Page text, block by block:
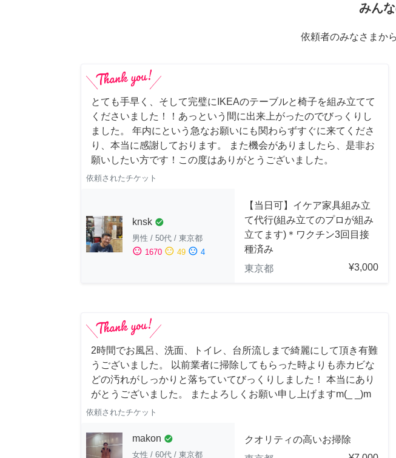
みん
依頼者のみなさまか
とても手早く、そして完璧にIKEAのテーブルと椅子を組み立てて
くださいました！！あっという間に出来上がったのでびっくりし
ました。 年内にという急なお願いにも関わらずすぐに来てくださ
り、本当に感謝しております。 また機会がありましたら、是非お
願いしたい方です！この度はありがとうございました。
依頼されたチケット
knsk check_circle
男性 / 50代 / 東京都
sentiment_satisfied 1670 sentiment_neutral 49 sentiment_dissatisfied 4
【当日可】イケア家具組み立
て代行(組み立てのプロが組み
立てます)＊ワクチン3回目接
種済み
東京都
¥3,000
2時間でお風呂、洗面、トイレ、台所流しまで綺麗にして頂き有難
うございました。 以前業者に掃除してもらった時よりも赤カビな
どの汚れがしっかりと落ちていてびっくりしました！ 本当にあり
がとうございました。 またよろしくお願い申し上げますm(_ _)m
依頼されたチケット
makon check_circle
女性 / 60代 / 東京都
クオリティの高いお掃除